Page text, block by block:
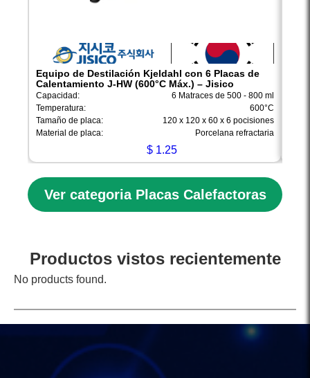
Equipo de Destilación Kjeldahl con 6 Placas de
Calentamiento J-HW (600°C Máx.) – Jisico
Capacidad:
6 Matraces de 500 - 800 ml
Temperatura:
600°C
Tamaño de placa:
120 x 120 x 60 x 6 pocisiones
Material de placa:
Porcelana refractaria
$ 1.25
Ver categoria Placas Calefactoras
Productos vistos recientemente
No products found.